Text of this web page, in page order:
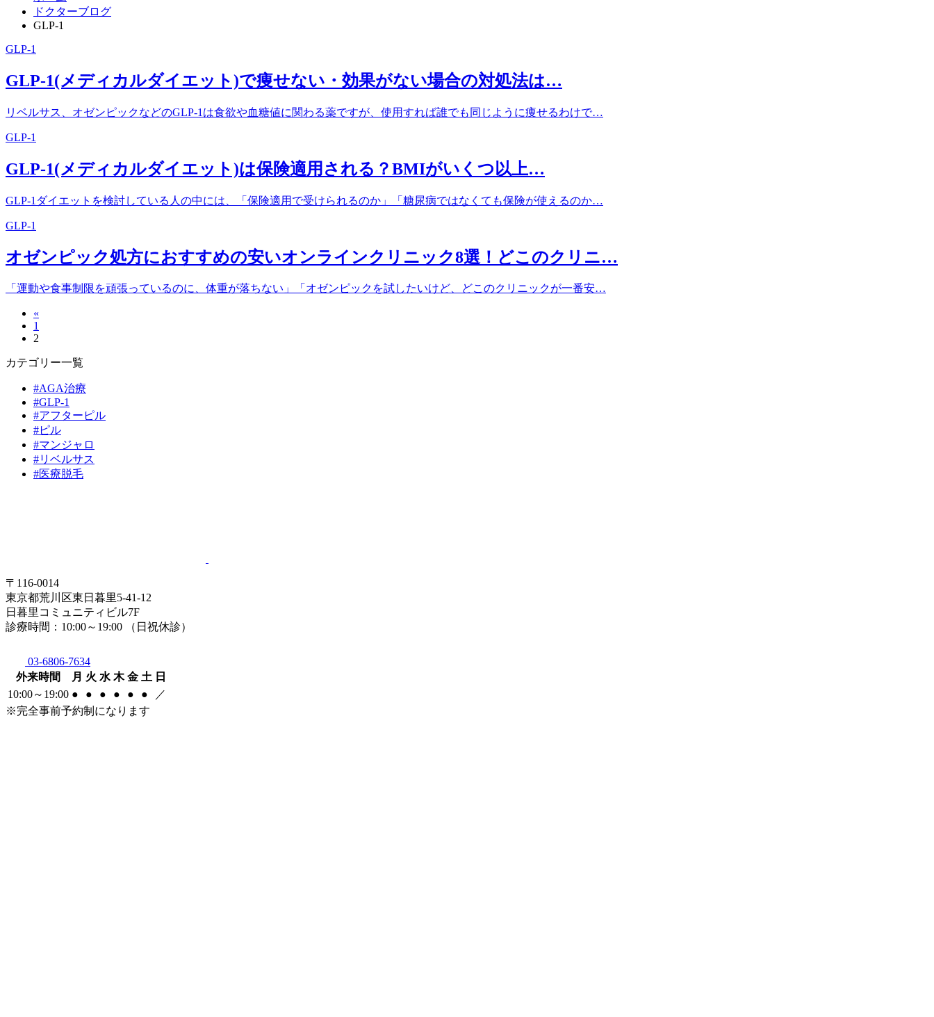
ドクターブログ
GLP-1
GLP-1
GLP-1(メディカルダイエット)で痩せない・効果がない場合の対処法は…
リベルサス、オゼンピックなどのGLP-1は食欲や血糖値に関わる薬ですが、使用すれば誰でも同じように痩せるわけで…
GLP-1
GLP-1(メディカルダイエット)は保険適用される？BMIがいくつ以上…
GLP-1ダイエットを検討している人の中には、「保険適用で受けられるのか」「糖尿病ではなくても保険が使えるのか…
GLP-1
オゼンピック処方におすすめの安いオンラインクリニック8選！どこのクリニ…
「運動や食事制限を頑張っているのに、体重が落ちない」「オゼンピックを試したいけど、どこのクリニックが一番安…
«
1
2
カテゴリー一覧
#AGA治療
#GLP-1
#アフターピル
#ピル
#マンジャロ
#リベルサス
#医療脱毛
〒116-0014
東京都荒川区東日暮里5-41-12
日暮里コミュニティビル7F
診療時間：10:00～19:00 （日祝休診）
03-6806-7634
外来時間
月 火 水 木 金 土 日
10:00～19:00 ● ● ● ● ● ●
／
※完全事前予約制になります